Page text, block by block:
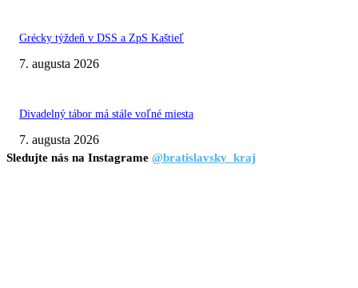
Grécky týždeň v DSS a ZpS Kaštieľ
7. augusta 2026
Divadelný tábor má stále voľné miesta
7. augusta 2026
Sledujte nás na Instagrame @bratislavsky_kraj